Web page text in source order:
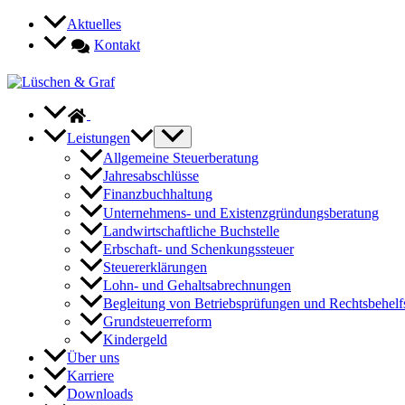
Zum
springen
Aktuelles
Kontakt
Leistungen
Allgemeine Steuerberatung
Jahresabschlüsse
Finanzbuchhaltung
Unternehmens- und Existenzgründungsberatung
Landwirtschaftliche Buchstelle
Erbschaft- und Schenkungssteuer
Steuererklärungen
Lohn- und Gehaltsabrechnungen
Begleitung von Betriebsprüfungen und
Grundsteuerreform
Kindergeld
Über uns
Karriere
Downloads